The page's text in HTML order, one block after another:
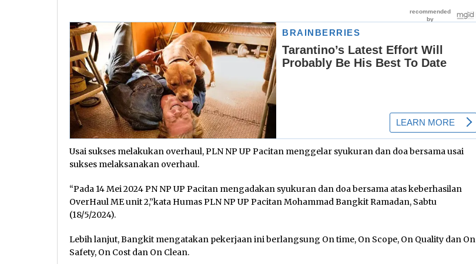
Usai sukses melakukan overhaul, PLN NP UP Pacitan menggelar syukuran dan doa bersama usai
sukses melaksanakan overhaul.
“Pada 14 Mei 2024 PN NP UP Pacitan mengadakan syukuran dan doa bersama atas keberhasilan
OverHaul ME unit 2,”kata Humas PLN NP UP Pacitan Mohammad Bangkit Ramadan, Sabtu
(18/5/2024).
Lebih lanjut, Bangkit mengatakan pekerjaan ini berlangsung On time, On Scope, On Quality dan On
Safety, On Cost dan On Clean.